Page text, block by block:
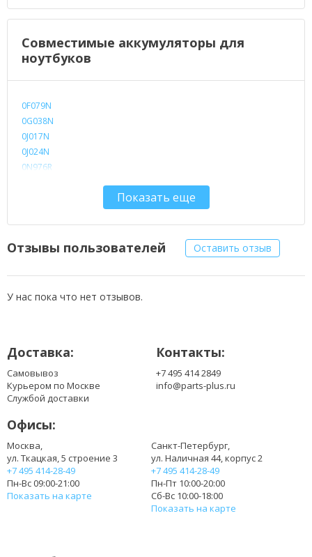
Совместимые аккумуляторы для
ноутбуков
0F079N
0G038N
0J017N
0J024N
0N976R
0T795R
0W355R
1P255
312-0142
451-11039
451-11040
G038N
J017N
J024N
N976R
P576R
Показать еще
Отзывы пользователей Оставить отзыв
У нас пока что нет отзывов.
Доставка:
Самовывоз
Курьером по Москве
Службой доставки
Контакты:
+7 495 414 2849
info@parts-plus.ru
Офисы:
Москва,
ул. Ткацкая, 5 строение 3
+7 495 414-28-49
Пн-Вс 09:00-21:00
Показать на карте
Санкт-Петербург,
ул. Наличная 44, корпус 2
+7 495 414-28-49
Пн-Пт 10:00-20:00
Сб-Вс 10:00-18:00
Показать на карте